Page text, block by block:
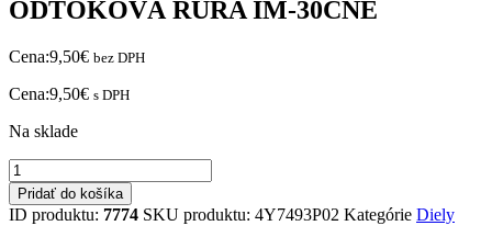
ODTOKOVÁ RÚRA IM-30CNE
Cena:9,50€ bez DPH
Cena:9,50€ s DPH
Na sklade
množstvo
ODTOKOVÁ
RÚRA
IM-
Pridať do košíka
ID produktu: 7774 SKU produktu: 4Y7493P02 Kategórie Diely